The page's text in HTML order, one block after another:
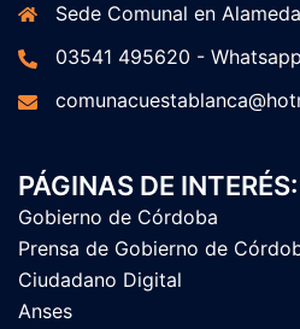
Sede Comunal en
03541 495620 -
PÁGINAS DE INTERÉS:
Gobierno de Córdoba
Prensa de Gobierno de
Ciudadano Digital
Anses